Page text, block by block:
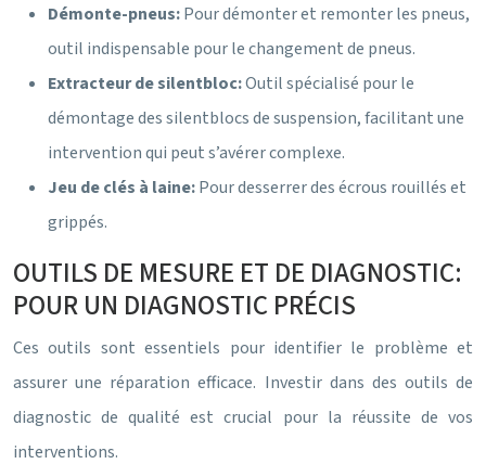
Démonte-pneus:Pour démonter et remonter les pneus,
outil indispensable pour le changement de pneus.
Extracteur de silentbloc:Outil spécialisé pour le
démontage des silentblocs de suspension, facilitant une
intervention qui peut s’avérer complexe.
Jeu de clés à laine:Pour desserrer des écrous rouillés et
grippés.
OUTILS DE MESURE ET DE DIAGNOSTIC:
POUR UN DIAGNOSTIC PRÉCIS
Ces outils sont essentiels pour identifier le problème et
assurer une réparation efficace. Investir dans des outils de
diagnostic de qualité est crucial pour la réussite de vos
interventions.